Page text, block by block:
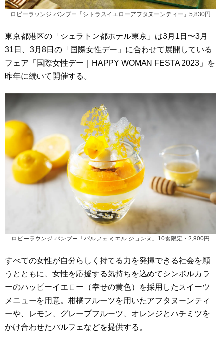
ロビーラウンジ バンブー「シトラスイエローアフタヌーンティー」5,830円
東京都港区の「シェラトン都ホテル東京」は3月1日〜3月
31日、3月8日の「国際女性デー」に合わせて展開している
フェア「国際女性デー｜HAPPY WOMAN FESTA 2023」を
昨年に続いて開催する。
ロビーラウンジ バンブー「パルフェ ミエル ジョンヌ」10食限定・2,800円
すべての女性が自分らしく持てる力を発揮できる社会を願
うとともに、女性を応援する気持ちを込めてシンボルカラ
ーのハッピーイエロー（幸せの黄色）を採用したスイーツ
メニューを用意。柑橘フルーツを用いたアフタヌーンティ
ーや、レモン、グレープフルーツ、オレンジとハチミツを
かけ合わせたパルフェなどを提供する。